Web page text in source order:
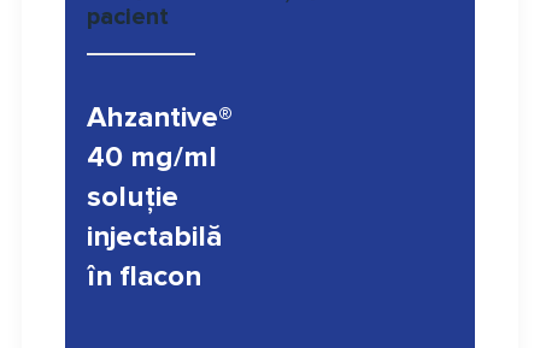
pacient
Ahzantive®
40 mg/ml
soluţie
injectabilă
în flacon